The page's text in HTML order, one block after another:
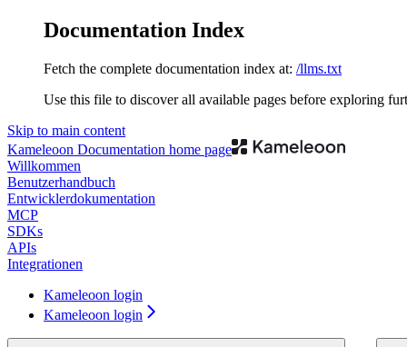
Documentation Index
Fetch the complete documentation index at: /llms.txt
Use this file to discover all available pages before exploring
Skip to main content
Kameleoon Documentation home page
Willkommen
Benutzerhandbuch
Entwicklerdokumentation
MCP
SDKs
APIs
Integrationen
Kameleoon login
Kameleoon login